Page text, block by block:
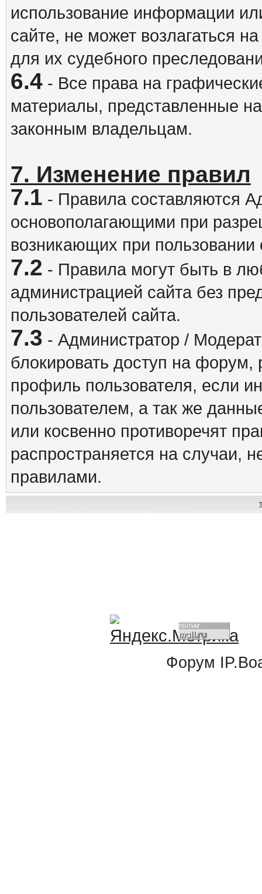
использование информации
сайте, не может возлагаться
для их судебного
6.4- Все права на
материалы, представленные
законным владельцам.
7. Изменение правил
7.1 - Правила составляются
основополагающими при
возникающих при пользовании
7.2 - Правила могут быть в
администрацией сайта без
пользователей сайта.
7.3 - Администратор /
блокировать доступ на форум,
профиль пользователя, если
пользователем, а так же
или косвенно противоречят
распространяется на случаи,
правилами.
Форум